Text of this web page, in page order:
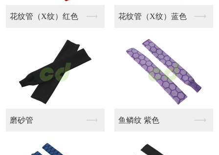
花纹管（X纹）红色 花纹管（X纹）蓝色
磨砂管 鱼鳞纹 紫色